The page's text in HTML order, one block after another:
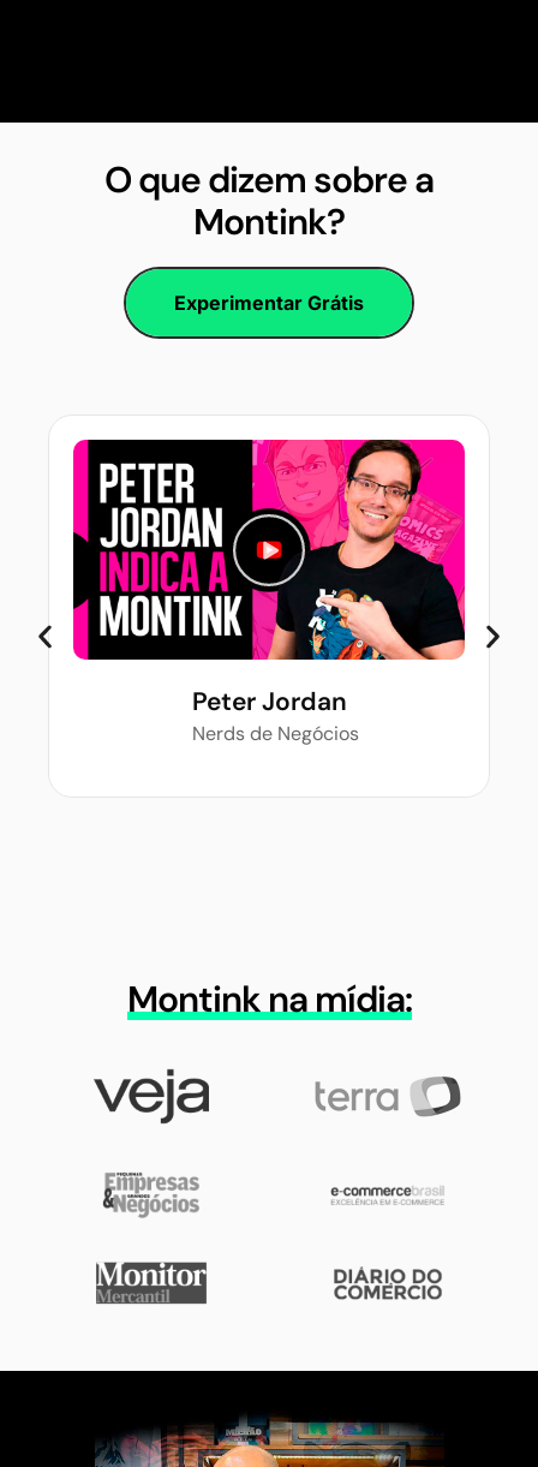
O que dizem sobre a
Montink?
Experimentar Grátis
Peter Jordan
Nerds de Negócios
Montink na mídia: